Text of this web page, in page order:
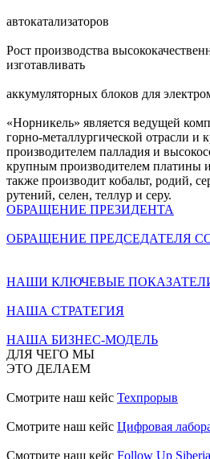
автокатализаторов
Рост производства
изготавливать
аккумуляторных блоков для
«Норникель» является ведущей
горно-металлургической отрасли
производителем палладия и
крупным производителем платины
также производит кобальт, родий,
рутений, селен, теллур и серу.
ОБРАЩЕНИЕ ПРЕЗИДЕНТА
ОБРАЩЕНИЕ ПРЕДСЕДАТЕЛЯ
НАШИ КЛЮЧЕВЫЕ
НАША СТРАТЕГИЯ
НАША БИЗНЕС-МОДЕЛЬ
ДЛЯ ЧЕГО МЫ
ЭТО ДЕЛАЕМ
Смотрите наш кейс Техпрорыв
Смотрите наш кейс Цифровая
Смотрите наш кейс Follow Up Siberia